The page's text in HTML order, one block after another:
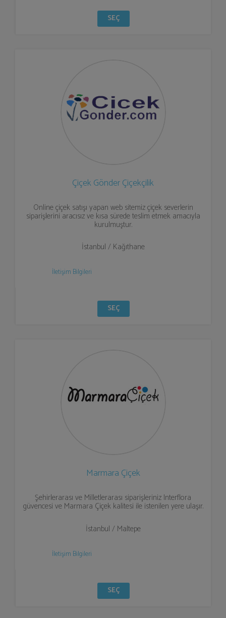
SEÇ
Çiçek Gönder Çiçekçilik
Online çiçek satışı yapan web sitemiz çiçek severlerin
siparişlerini aracısız ve kısa sürede teslim etmek amacıyla
kurulmuştur.
İstanbul / Kağıthane
İletişim Bilgileri
SEÇ
Marmara Çiçek
Şehirlerarası ve Milletlerarası siparişleriniz Interflora
güvencesi ve Marmara Çiçek kalitesi ile istenilen yere ulaşır.
İstanbul / Maltepe
İletişim Bilgileri
SEÇ